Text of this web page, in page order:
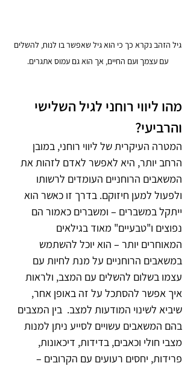
גיל הזהב נקרא כך כי הוא גיל שאפשר בו לנוח, להשלים
עם עצמך ועם החיים, אך הוא גם עמוס אתגרים.
מהו ליווי רוחני לגיל השלישי
והרביעי?
המטרה העיקרית של ליווי רוחני, במובן
הרחב יותר, היא לאפשר לאדם לזהות את
המשאבים הרוחניים העומדים לרשותו
ולפעול למען חיזוקם. בדרך זו כאשר הוא
ייתקל במשברים – ומשברים כאמור הם
נפוצים ו"טבעיים" מאוד בגילאים
המאוחרים יותר – הוא יוכל להשתמש
במשאבים הרוחניים על מנת לחיות עם
עצמו בשלום להשלים עם המצב, ולראות
איך אפשר להסתכל על זה באופן אחר,
שיביא לשינוי המודעות למצב.  בין המצבים
בהם המשאבים עשויים לסייע ניתן למנות
מצבי חולי וכאבים, בדידות, דיכאונות,
פרידות, יחסים רעועים עם הקרובים –